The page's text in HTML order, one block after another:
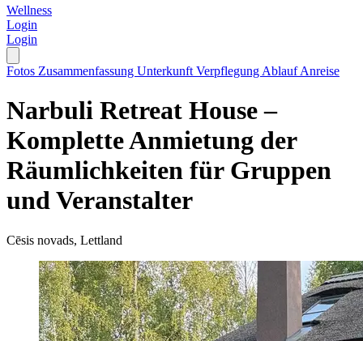
Wellness
Login
Login
Fotos Zusammenfassung Unterkunft Verpflegung AblaufAnreise
Narbuli Retreat House –
Komplette Anmietung der
Räumlichkeiten für Gruppen
und Veranstalter
Cēsis novads, Lettland